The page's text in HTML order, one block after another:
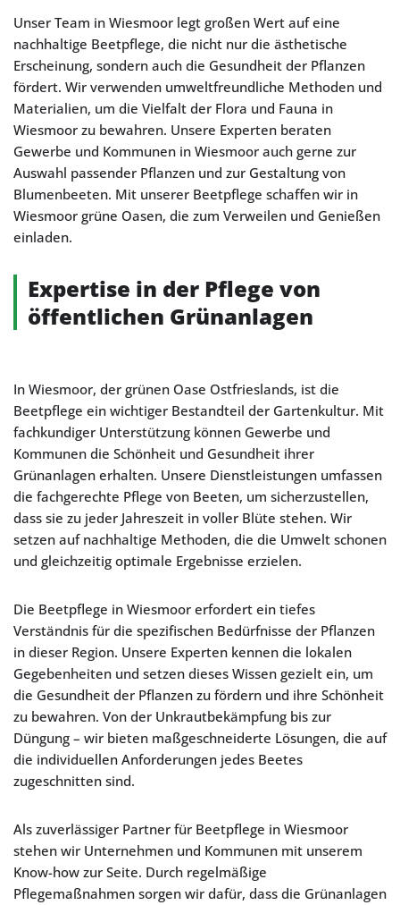
Unser Team in Wiesmoor legt großen Wert auf eine
nachhaltige Beetpflege, die nicht nur die ästhetische
Erscheinung, sondern auch die Gesundheit der Pflanzen
fördert. Wir verwenden umweltfreundliche Methoden und
Materialien, um die Vielfalt der Flora und Fauna in
Wiesmoor zu bewahren. Unsere Experten beraten
Gewerbe und Kommunen in Wiesmoor auch gerne zur
Auswahl passender Pflanzen und zur Gestaltung von
Blumenbeeten. Mit unserer Beetpflege schaffen wir in
Wiesmoor grüne Oasen, die zum Verweilen und Genießen
einladen.
Expertise in der Pflege von
öffentlichen Grünanlagen
In Wiesmoor, der grünen Oase Ostfrieslands, ist die
Beetpflege ein wichtiger Bestandteil der Gartenkultur. Mit
fachkundiger Unterstützung können Gewerbe und
Kommunen die Schönheit und Gesundheit ihrer
Grünanlagen erhalten. Unsere Dienstleistungen umfassen
die fachgerechte Pflege von Beeten, um sicherzustellen,
dass sie zu jeder Jahreszeit in voller Blüte stehen. Wir
setzen auf nachhaltige Methoden, die die Umwelt schonen
und gleichzeitig optimale Ergebnisse erzielen.
Die Beetpflege in Wiesmoor erfordert ein tiefes
Verständnis für die spezifischen Bedürfnisse der Pflanzen
in dieser Region. Unsere Experten kennen die lokalen
Gegebenheiten und setzen dieses Wissen gezielt ein, um
die Gesundheit der Pflanzen zu fördern und ihre Schönheit
zu bewahren. Von der Unkrautbekämpfung bis zur
Düngung – wir bieten maßgeschneiderte Lösungen, die auf
die individuellen Anforderungen jedes Beetes
zugeschnitten sind.
Als zuverlässiger Partner für Beetpflege in Wiesmoor
stehen wir Unternehmen und Kommunen mit unserem
Know-how zur Seite. Durch regelmäßige
Pflegemaßnahmen sorgen wir dafür, dass die Grünanlagen